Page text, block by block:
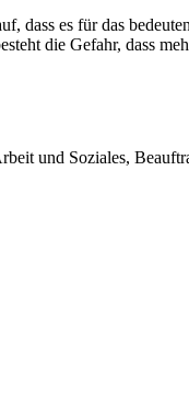
dass es für das
die Gefahr, dass
und Soziales,